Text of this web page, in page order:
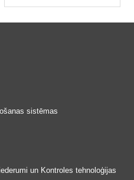
sistēmas
un Kontroles tehnoloģijas